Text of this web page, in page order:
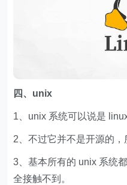
四、unix
1、unix 系统可以说是
2、不过它并不是开源的，
3、基本所有的 unix 系统
全接触不到。